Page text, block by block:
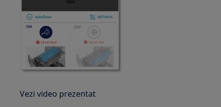
Vezi video prezentat